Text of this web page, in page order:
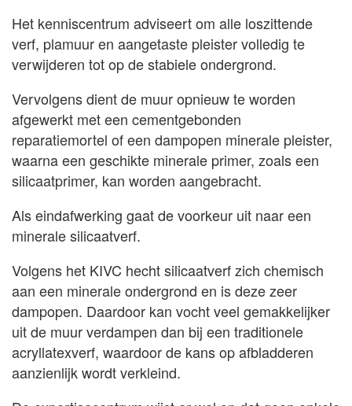
Het kenniscentrum adviseert om alle loszittende
verf, plamuur en aangetaste pleister volledig te
verwijderen tot op de stabiele ondergrond.
Vervolgens dient de muur opnieuw te worden
afgewerkt met een cementgebonden
reparatiemortel of een dampopen minerale pleister,
waarna een geschikte minerale primer, zoals een
silicaatprimer, kan worden aangebracht.
Als eindafwerking gaat de voorkeur uit naar een
minerale silicaatverf.
Volgens het KIVC hecht silicaatverf zich chemisch
aan een minerale ondergrond en is deze zeer
dampopen. Daardoor kan vocht veel gemakkelijker
uit de muur verdampen dan bij een traditionele
acryllatexverf, waardoor de kans op afbladderen
aanzienlijk wordt verkleind.